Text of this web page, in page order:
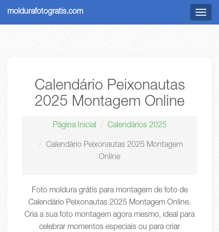
Menu
moldurafotogratis.com
Calendário Peixonautas
2025 Montagem Online
Página Inicial Calendários 2025
Calendário Peixonautas 2025 Montagem
Online
Foto moldura grátis para montagem de foto de
Calendário Peixonautas 2025 Montagem Online.
Cria a sua foto montagem agora mesmo, ideal para
celebrar momentos especiais ou para criar